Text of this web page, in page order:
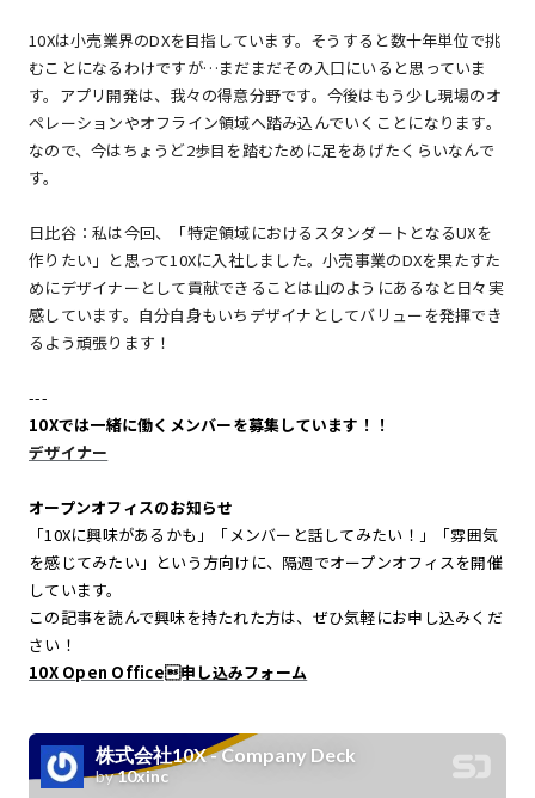
10Xは小売業界のDXを目指しています。そうすると数十年単位で挑
むことになるわけですが…まだまだその入口にいると思っていま
す。アプリ開発は、我々の得意分野です。今後はもう少し現場のオ
ペレーションやオフライン領域へ踏み込んでいくことになります。
なので、今はちょうど2歩目を踏むために足をあげたくらいなんで
す。
日比谷：私は今回、「特定領域におけるスタンダートとなるUXを
作りたい」と思って10Xに入社しました。小売事業のDXを果たすた
めにデザイナーとして貢献できることは山のようにあるなと日々実
感しています。自分自身もいちデザイナとしてバリューを発揮でき
るよう頑張ります！
---
10Xでは一緒に働くメンバーを募集しています！！
デザイナー
オープンオフィスのお知らせ
「10Xに興味があるかも」「メンバーと話してみたい！」「雰囲気
を感じてみたい」という方向けに、隔週でオープンオフィスを開催
しています。
この記事を読んで興味を持たれた方は、ぜひ気軽にお申し込みくだ
さい！
10X Open Office申し込みフォーム